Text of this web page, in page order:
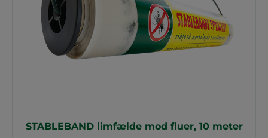
STABLEBAND limfælde mod fluer, 10 meter